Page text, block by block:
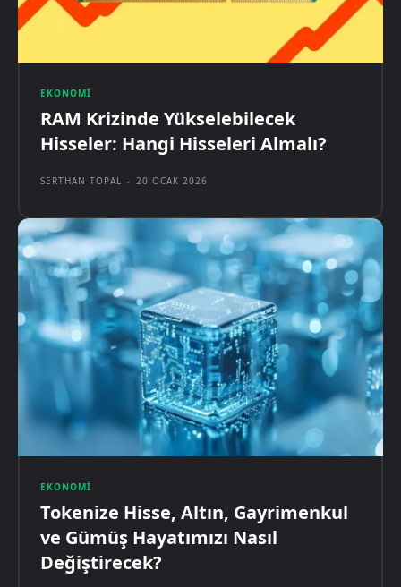
EKONOMI
RAM Krizinde Yükselebilecek
Hisseler: Hangi Hisseleri Almalı?
SERTHAN TOPAL - 20 OCAK 2026
EKONOMI
Tokenize Hisse, Altın, Gayrimenkul
ve Gümüş Hayatımızı Nasıl
Değiştirecek?